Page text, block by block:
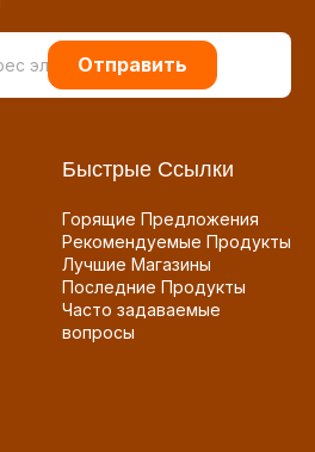
Отправить
Быстрые Ссылки
Горящие Предложения
Рекомендуемые Продукты
Лучшие Магазины
Последние Продукты
Часто задаваемые
вопросы